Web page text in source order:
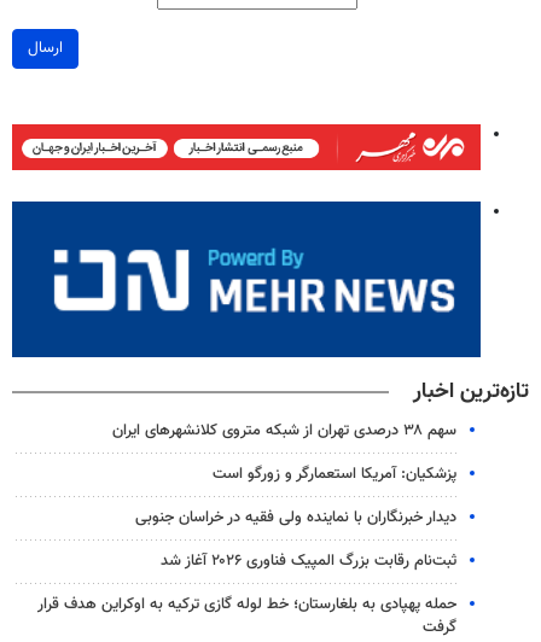
ارسال
تازه‌ترین اخبار
سهم ۳۸ درصدی تهران از شبکه متروی کلانشهرهای ایران
پزشکیان: آمریکا استعمارگر و زورگو است
دیدار خبرنگاران با نماینده ولی فقیه در خراسان جنوبی
ثبت‌نام رقابت بزرگ المپیک فناوری ۲۰۲۶ آغاز شد
حمله پهپادی به بلغارستان؛ خط لوله گازی ترکیه به اوکراین هدف قرار
گرفت